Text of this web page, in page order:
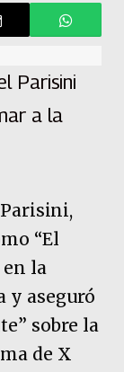
Parisini
a la
“El
en la
y aseguró
sobre la
de X